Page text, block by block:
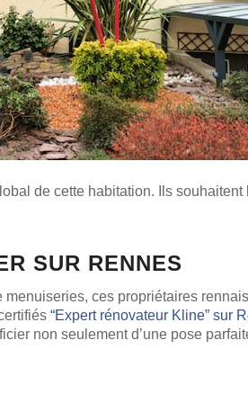
de cette habitation. Ils souhaitent
SUR RENNES
ces propriétaires
“Expert rénovateur Kline” sur
non seulement d’une pose